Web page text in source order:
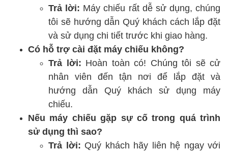
Trả lời: Máy chiếu rất dễ sử dụng, chúng
tôi sẽ hướng dẫn Quý khách cách lắp đặt
và sử dụng chi tiết trước khi giao hàng.
Có hỗ trợ cài đặt máy chiếu không?
Trả lời: Hoàn toàn có! Chúng tôi sẽ cử
nhân viên đến tận nơi để lắp đặt và
hướng dẫn Quý khách sử dụng máy
chiếu.
Nếu máy chiếu gặp sự cố trong quá trình
sử dụng thì sao?
Trả lời: Quý khách hãy liên hệ ngay với